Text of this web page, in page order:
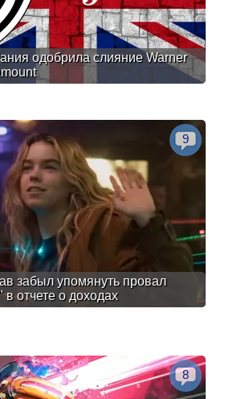
одобрила слияние Warner
забыл упомянуть провал
в отчете о доходах
9
8